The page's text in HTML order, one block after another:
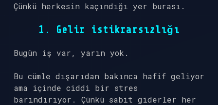
Çünkü herkesin kaçındığı yer burası.
1. Gelir istikrarsızlığı
Bugün iş var, yarın yok.
Bu cümle dışarıdan bakınca hafif geliyor
ama içinde ciddi bir stres
barındırıyor. Çünkü sabit giderler her